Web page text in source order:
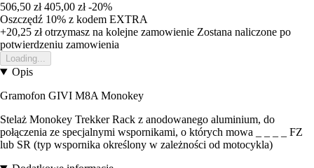
506,50 zł 405,00 zł -20%
Oszczędź 10% z kodem EXTRA
+20,25 złotrzymasz na kolejne zamowienie Zostana naliczone po
potwierdzeniu zamowienia
Loading...
Opis
Gramofon GIVI M8A Monokey
Stelaż Monokey Trekker Rack z anodowanego aluminium, do
połączenia ze specjalnymi wspornikami, o których mowa _ _ _ _ FZ
lub SR (typ wspornika określony w zależności od motocykla)